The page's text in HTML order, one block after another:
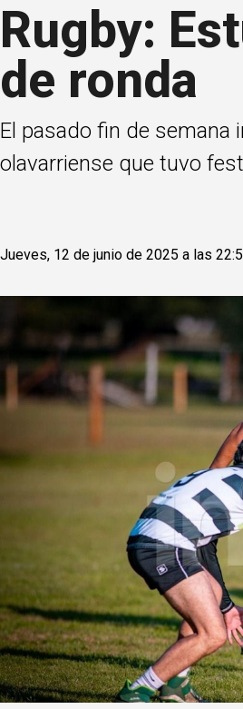
Rugby:
de ronda
El pasado fin de semana
olavarriense que tuvo
Jueves, 12 de junio de 2025 a las